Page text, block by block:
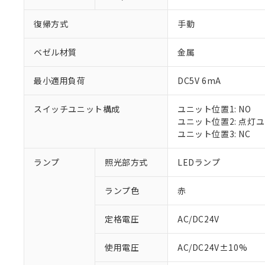
復帰方式 手動
ベゼル材質 金属
最小適用負荷 DC5V 6mA
スイッチユニット構成
ユニット位置1: NO
ユニット位置2: 点灯
ユニット位置3: NC
ランプ 照光部方式 LEDランプ
ランプ色 赤
定格電圧 AC/DC24V
使用電圧 AC/DC24V±10%
※1 対応状況